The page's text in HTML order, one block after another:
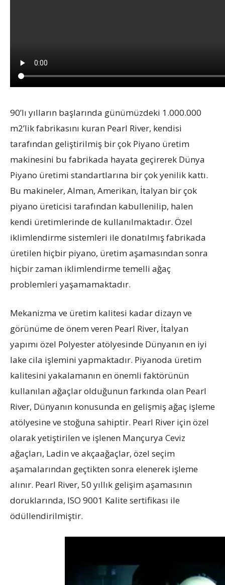
90’lı yılların başlarında günümüzdeki 1.000.000
m2’lik fabrikasını kuran Pearl River, kendisi
tarafından geliştirilmiş bir çok Piyano üretim
makinesini bu fabrikada hayata geçirerek Dünya
Piyano üretimi standartlarına bir çok yenilik kattı.
Bu makineler, Alman, Amerikan, İtalyan bir çok
piyano üreticisi tarafından kabullenilip, halen
kendi üretimlerinde de kullanılmaktadır. Özel
iklimlendirme sistemleri ile donatılmış fabrikada
üretilen hiçbir piyano, üretim aşamasından sonra
hiçbir zaman iklimlendirme temelli ağaç
problemleri yaşamamaktadır.
Mekanizma ve üretim kalitesi kadar dizayn ve
görünüme de önem veren Pearl River, İtalyan
yapımı özel Polyester atölyesinde Dünyanın en iyi
lake cila işlemini yapmaktadır. Piyanoda üretim
kalitesini yakalamanın en önemli faktörünün
kullanılan ağaçlar olduğunun farkında olan Pearl
River, Dünyanın konusunda en gelişmiş ağaç işleme
atölyesine ve stoğuna sahiptir. Pearl River için özel
olarak yetiştirilen ve işlenen Mançurya Ceviz
ağaçları, Ladin ve akçaağaçlar, özel seçim
aşamalarından geçtikten sonra elenerek işleme
alınır. Pearl River, 50 yıllık gelişim aşamasının
doruklarında, ISO 9001 Kalite sertifikası ile
ödüllendirilmiştir.